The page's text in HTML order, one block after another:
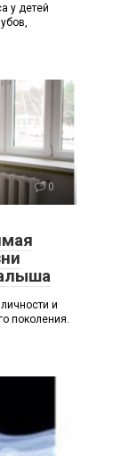
у детей
0
и
поколения.